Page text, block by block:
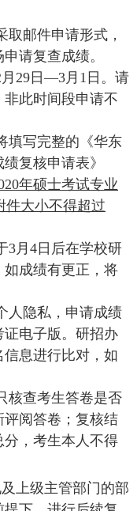
取邮件申请形式 ，
请复查成绩。
月 29 日 —3月 1 日。请
此时间段申请不
填写完整的《华东
复核申请表》
年硕士考试专业
件大小不得超过
3月 4 日后在学校研
成绩有更正，将
人隐私，申请成绩
电子版。研招办
息进行比对，如
核查考生答卷是否
阅答卷；复核结
，考生本人不得
上级主管部门的部